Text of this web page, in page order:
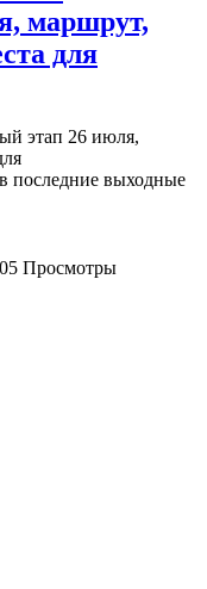
маршрут,
для
этап 26 июля,
последние выходные
Просмотры